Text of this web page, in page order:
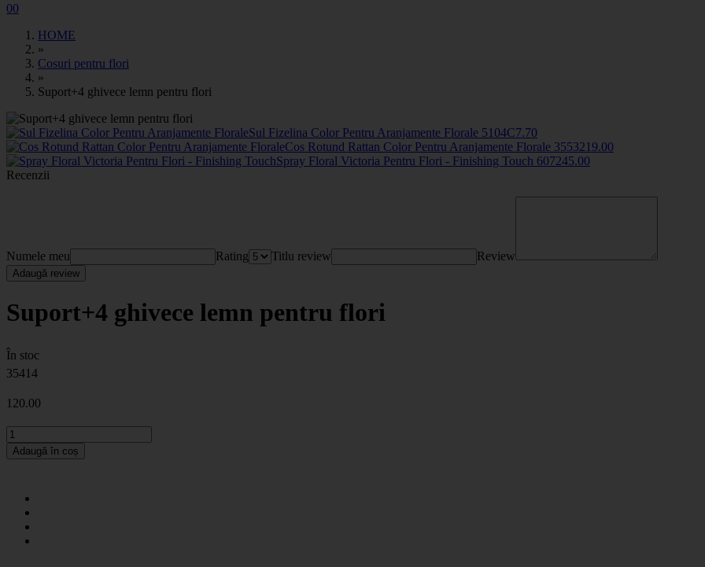
00
HOME
»
Cosuri pentru flori
»
Suport+4 ghivece lemn pentru flori
Sul Fizelina Color Pentru Aranjamente Florale 5104C7.70
Cos Rotund Rattan Color Pentru Aranjamente Florale 3553219.00
Spray Floral Victoria Pentru Flori - Finishing Touch 607245.00
Recenzii
Numele meu Rating Titlu review Review
Adaugă review
Suport+4 ghivece lemn pentru flori
În stoc
35414
120.00
Adaugă în coș